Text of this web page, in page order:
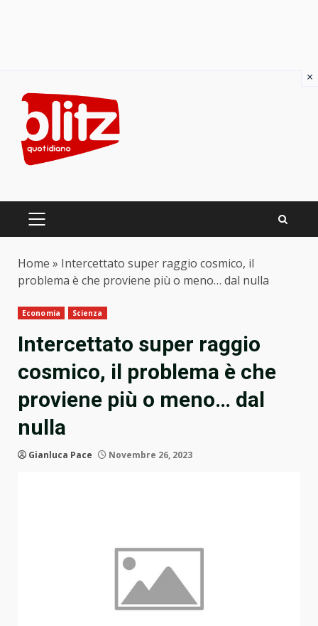
content
PRIMARY
Home » Intercettato super raggio cosmico, il
problema è che proviene più o meno… dal nulla
Economia Scienza
Intercettato super raggio
cosmico, il problema è che
proviene più o meno… dal
nulla
Gianluca Pace Novembre 26, 2023
×